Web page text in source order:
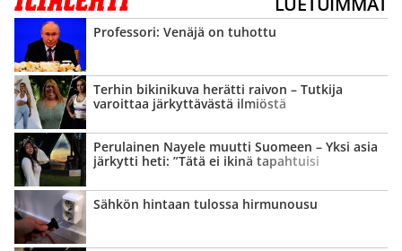
Professori: Venäjä on tuhottu
Terhin bikinikuva herätti raivon – Tutkija
varoittaa järkyttävästä ilmiöstä
Perulainen Nayele muutti Suomeen – Yksi asia
järkytti heti: ”Tätä ei ikinä tapahtuisi
Sähkön hintaan tulossa hirmunousu